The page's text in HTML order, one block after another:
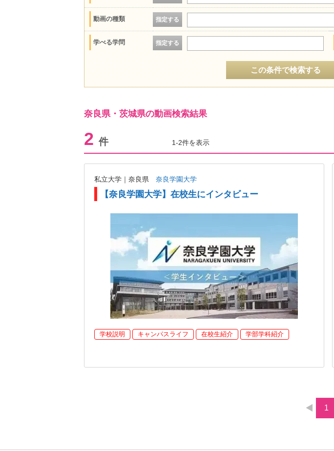
動画の種類 指定する
学べる学問 指定する
この条件で検索する
奈良県・茨城県の動画検索結果
2 件 1-2件を表示
私立大学｜奈良県 奈良学園大学
【奈良学園大学】在校生にインタビュー
学校説明 キャンパスライフ 在校生紹介 学部学科紹介
1